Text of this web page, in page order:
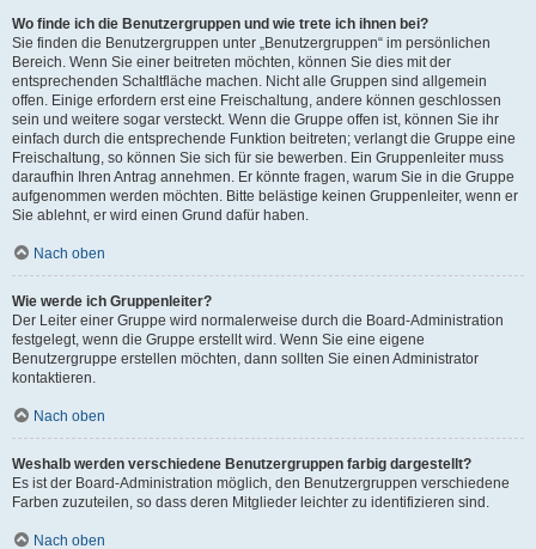
Wo finde ich die Benutzergruppen und wie trete ich ihnen bei?
Sie finden die Benutzergruppen unter „Benutzergruppen“ im persönlichen
Bereich. Wenn Sie einer beitreten möchten, können Sie dies mit der
entsprechenden Schaltfläche machen. Nicht alle Gruppen sind allgemein
offen. Einige erfordern erst eine Freischaltung, andere können geschlossen
sein und weitere sogar versteckt. Wenn die Gruppe offen ist, können Sie ihr
einfach durch die entsprechende Funktion beitreten; verlangt die Gruppe eine
Freischaltung, so können Sie sich für sie bewerben. Ein Gruppenleiter muss
daraufhin Ihren Antrag annehmen. Er könnte fragen, warum Sie in die Gruppe
aufgenommen werden möchten. Bitte belästige keinen Gruppenleiter, wenn er
Sie ablehnt, er wird einen Grund dafür haben.
Nach oben
Wie werde ich Gruppenleiter?
Der Leiter einer Gruppe wird normalerweise durch die Board-Administration
festgelegt, wenn die Gruppe erstellt wird. Wenn Sie eine eigene
Benutzergruppe erstellen möchten, dann sollten Sie einen Administrator
kontaktieren.
Nach oben
Weshalb werden verschiedene Benutzergruppen farbig dargestellt?
Es ist der Board-Administration möglich, den Benutzergruppen verschiedene
Farben zuzuteilen, so dass deren Mitglieder leichter zu identifizieren sind.
Nach oben